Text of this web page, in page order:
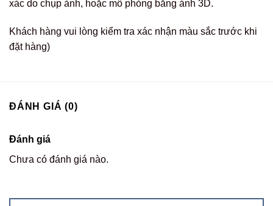
xác do chụp ảnh, hoặc mô phỏng bằng ảnh 3D.
Khách hàng vui lòng kiểm tra xác nhận màu sắc trước khi
đặt hàng)
ĐÁNH GIÁ (0)
Đánh giá
Chưa có đánh giá nào.